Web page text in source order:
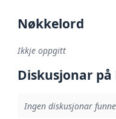
Nøkkelord
Ikkje oppgitt
Diskusjonar
Ingen diskusjonar funne